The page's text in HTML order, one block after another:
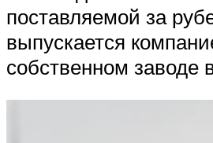
поставляемой за
выпускается
собственном заводе